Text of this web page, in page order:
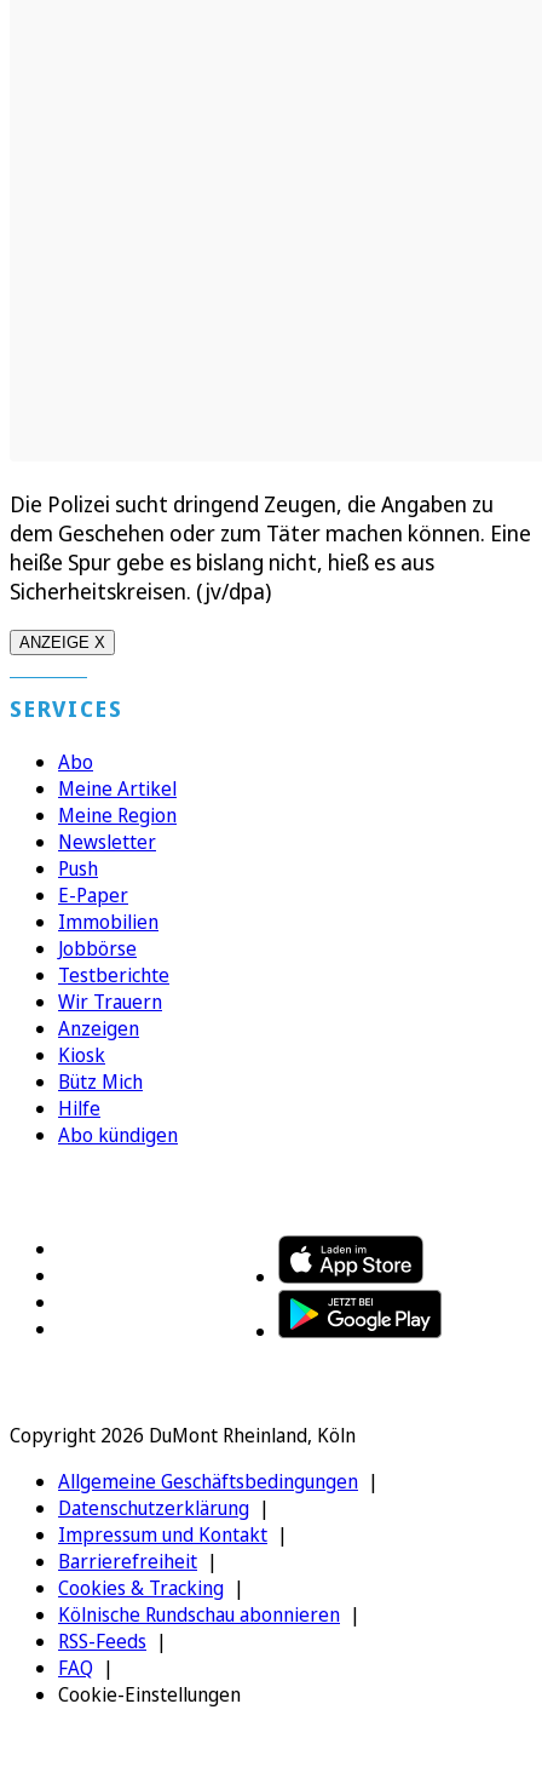
Die Polizei sucht dringend Zeugen, die Angaben zu
dem Geschehen oder zum Täter machen können. Eine
heiße Spur gebe es bislang nicht, hieß es aus
Sicherheitskreisen. (jv/dpa)
ANZEIGE X
SERVICES
Abo
Meine Artikel
Meine Region
Newsletter
Push
E-Paper
Immobilien
Jobbörse
Testberichte
Wir Trauern
Anzeigen
Kiosk
Bütz Mich
Hilfe
Abo kündigen
Copyright 2026 DuMont Rheinland, Köln
Allgemeine Geschäftsbedingungen
Datenschutzerklärung
Impressum und Kontakt
Barrierefreiheit
Cookies & Tracking
Kölnische Rundschau abonnieren
RSS-Feeds
FAQ
Cookie-Einstellungen